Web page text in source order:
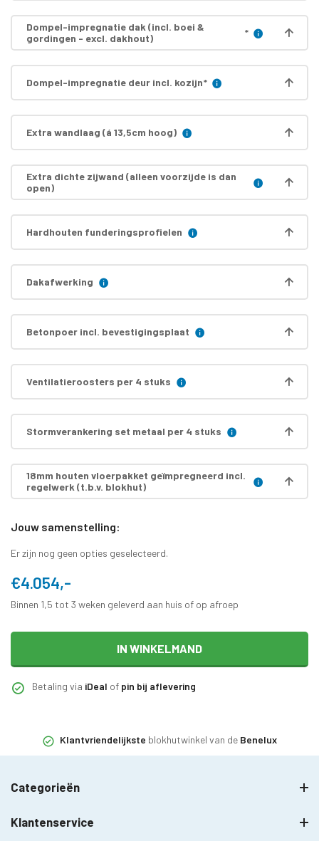
Dompel-impregnatie dak (incl. boei &
gordingen - excl. dakhout)
*
Dompel-impregnatie deur incl. kozijn*
Extra wandlaag (á 13,5cm hoog)
Extra dichte zijwand (alleen voorzijde is dan
open)
Hardhouten funderingsprofielen
Dakafwerking
Betonpoer incl. bevestigingsplaat
Ventilatieroosters per 4 stuks
Stormverankering set metaal per 4 stuks
18mm houten vloerpakket geïmpregneerd incl.
regelwerk (t.b.v. blokhut)
Jouw samenstelling:
Er zijn nog geen opties geselecteerd.
€4.054,-
Binnen 1,5 tot 3 weken geleverd aan huis of op afroep
IN WINKELMAND
Betaling via iDeal of pin bij aflevering
Klantvriendelijkste blokhutwinkel van de Benelux
Categorieën
Klantenservice